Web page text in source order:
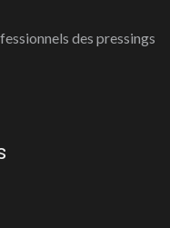
des pressings